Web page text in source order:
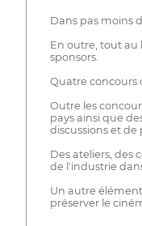
Dans pas moins
En outre, tout au
sponsors.
Quatre concours
Outre les
pays ainsi que
discussions et
Des ateliers, des
de l'industrie
Un autre
préserver le